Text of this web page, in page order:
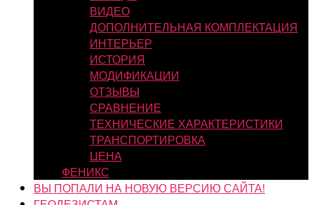
ВИДЕО
ДОПОЛНИТЕЛЬНАЯ КОМПЛЕКТАЦИЯ
ИНТЕРЬЕР
ИСТОРИЯ
МОДИФИКАЦИИ
ОТЗЫВЫ
СРАВНЕНИЕ
ТЕХНИЧЕСКИЕ ХАРАКТЕРИСТИКИ
ТРАНСПОРТИРОВКА
ЦЕНА
ФЕНИКС
ВЫ ПОПАЛИ НА НОВУЮ ВЕРСИЮ САЙТА!